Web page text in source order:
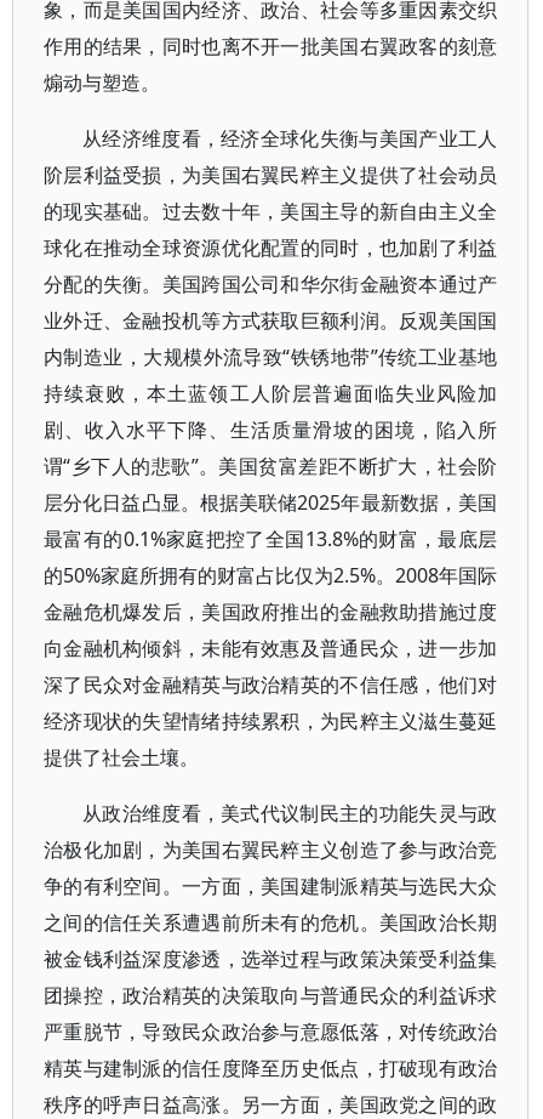
象，而是美国国内经济、政治、社会等多重因素交织
作用的结果，同时也离不开一批美国右翼政客的刻意
煽动与塑造。
从经济维度看，经济全球化失衡与美国产业工人
阶层利益受损，为美国右翼民粹主义提供了社会动员
的现实基础。过去数十年，美国主导的新自由主义全
球化在推动全球资源优化配置的同时，也加剧了利益
分配的失衡。美国跨国公司和华尔街金融资本通过产
业外迁、金融投机等方式获取巨额利润。反观美国国
内制造业，大规模外流导致“铁锈地带”传统工业基地
持续衰败，本土蓝领工人阶层普遍面临失业风险加
剧、收入水平下降、生活质量滑坡的困境，陷入所
谓“乡下人的悲歌”。美国贫富差距不断扩大，社会阶
层分化日益凸显。根据美联储2025年最新数据，美国
最富有的0.1%家庭把控了全国13.8%的财富，最底层
的50%家庭所拥有的财富占比仅为2.5%。2008年国际
金融危机爆发后，美国政府推出的金融救助措施过度
向金融机构倾斜，未能有效惠及普通民众，进一步加
深了民众对金融精英与政治精英的不信任感，他们对
经济现状的失望情绪持续累积，为民粹主义滋生蔓延
提供了社会土壤。
从政治维度看，美式代议制民主的功能失灵与政
治极化加剧，为美国右翼民粹主义创造了参与政治竞
争的有利空间。一方面，美国建制派精英与选民大众
之间的信任关系遭遇前所未有的危机。美国政治长期
被金钱利益深度渗透，选举过程与政策决策受利益集
团操控，政治精英的决策取向与普通民众的利益诉求
严重脱节，导致民众政治参与意愿低落，对传统政治
精英与建制派的信任度降至历史低点，打破现有政治
秩序的呼声日益高涨。另一方面，美国政党之间的政